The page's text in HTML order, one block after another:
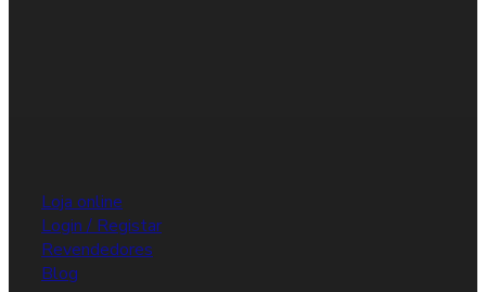
Loja online
Login / Registar
Revendedores
Blog